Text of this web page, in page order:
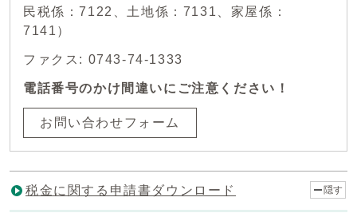
民税係：7122、土地係：7131、家屋係：
7141）
ファクス: 0743-74-1333
電話番号のかけ間違いにご注意ください！
お問い合わせフォーム
税金に関する申請書ダウンロード 隠す